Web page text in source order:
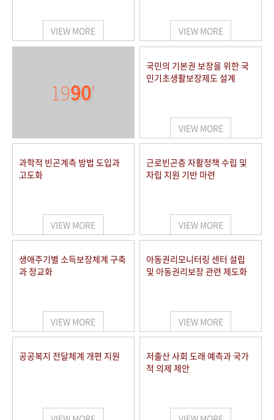
VIEW MORE VIEW MORE
1990'
국민의 기본권 보장을 위한 국
민기초생활보장제도 설계
VIEW MORE
과학적 빈곤계측 방법 도입과
고도화
VIEW MORE
근로빈곤층 자활정책 수립 및
자립 지원 기반 마련
VIEW MORE
생애주기별 소득보장체계 구축
과 정교화
VIEW MORE
아동권리모니터링 센터 설립
및 아동권리보장 관련 제도화
VIEW MORE
공공복지 전달체계 개편 지원
저출산 사회 도래 예측과 국가
적 의제 제안